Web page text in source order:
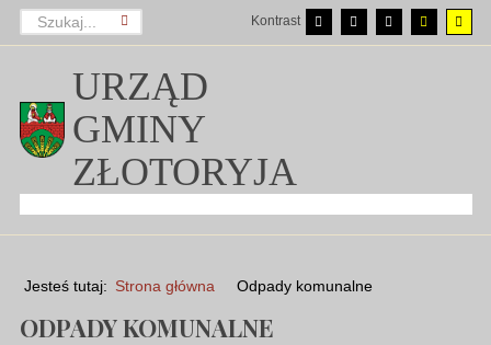
Kontrast
URZĄD
GMINY
ZŁOTORYJA
Jesteś tutaj: Strona główna Odpady komunalne
ODPADY KOMUNALNE